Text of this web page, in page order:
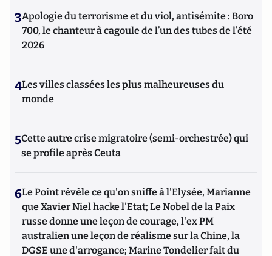
3Apologie du terrorisme et du viol, antisémite : Boro
700, le chanteur à cagoule de l’un des tubes de l’été
2026
4Les villes classées les plus malheureuses du
monde
5Cette autre crise migratoire (semi-orchestrée) qui
se profile après Ceuta
6Le Point révèle ce qu'on sniffe à l'Elysée, Marianne
que Xavier Niel hacke l'Etat; Le Nobel de la Paix
russe donne une leçon de courage, l'ex PM
australien une leçon de réalisme sur la Chine, la
DGSE une d'arrogance; Marine Tondelier fait du